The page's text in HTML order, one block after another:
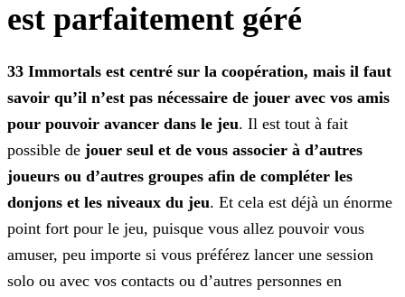
est parfaitement géré
33 Immortals est centré sur la coopération, mais il faut
savoir qu’il n’est pas nécessaire de jouer avec vos amis
pour pouvoir avancer dans le jeu. Il est tout à fait
possible de jouer seul et de vous associer à d’autres
joueurs ou d’autres groupes afin de compléter les
donjons et les niveaux du jeu. Et cela est déjà un énorme
point fort pour le jeu, puisque vous allez pouvoir vous
amuser, peu importe si vous préférez lancer une session
solo ou avec vos contacts ou d’autres personnes en